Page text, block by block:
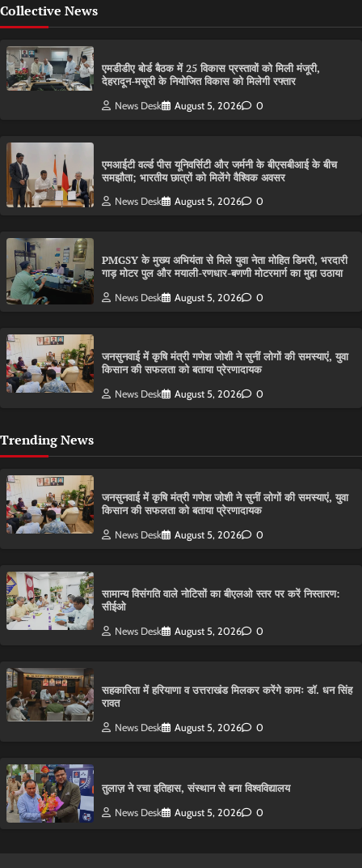
Collective News
एमडीडीए बोर्ड बैठक में 25 विकास प्रस्तावों को मिली मंजूरी,
देहरादून-मसूरी के नियोजित विकास को मिलेगी रफ्तार
News Desk August 5, 2026 0
एमआईटी वर्ल्ड पीस यूनिवर्सिटी और जर्मनी के बीएसबीआई के बीच
समझौता; भारतीय छात्रों को मिलेंगे वैश्विक अवसर
News Desk August 5, 2026 0
PMGSY के मुख्य अभियंता से मिले युवा नेता मोहित डिमरी, भरदारी
गाड़ मोटर पुल और मयाली-रणधार-बणणी मोटरमार्ग का मुद्दा उठाया
News Desk August 5, 2026 0
जनसुनवाई में कृषि मंत्री गणेश जोशी ने सुनीं लोगों की समस्याएं, युवा
किसान की सफलता को बताया प्रेरणादायक
News Desk August 5, 2026 0
Trending News
जनसुनवाई में कृषि मंत्री गणेश जोशी ने सुनीं लोगों की समस्याएं, युवा
किसान की सफलता को बताया प्रेरणादायक
News Desk August 5, 2026 0
सामान्य विसंगति वाले नोटिसों का बीएलओ स्तर पर करें निस्तारण:
सीईओ
News Desk August 5, 2026 0
सहकारिता में हरियाणा व उत्तराखंड मिलकर करेंगे कामः डाॅ. धन सिंह
रावत
News Desk August 5, 2026 0
तुलाज़ ने रचा इतिहास, संस्थान से बना विश्वविद्यालय
News Desk August 5, 2026 0